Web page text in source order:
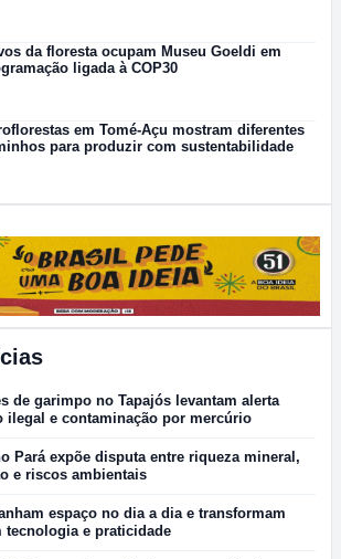
da floresta ocupam Museu Goeldi em
ligada à COP30
em Tomé-Açu mostram diferentes
para produzir com sustentabilidade
de garimpo no Tapajós levantam alerta
ilegal e contaminação por mercúrio
Pará expõe disputa entre riqueza mineral,
e riscos ambientais
espaço no dia a dia e transformam
tecnologia e praticidade